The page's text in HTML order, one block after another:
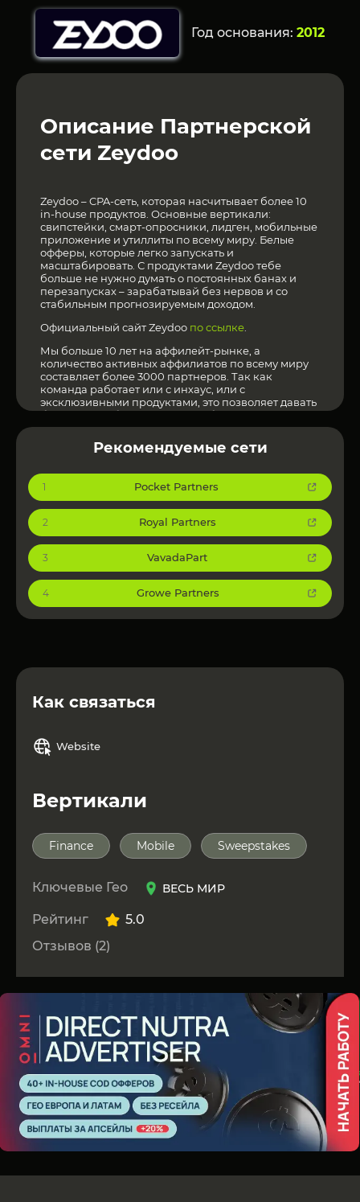
Год основания:2012
Описание Партнерской
сети Zeydoo
Zeydoo – CPA-сеть, которая насчитывает более 10
in-house продуктов. Основные вертикали:
свипстейки, смарт-опросники, лидген, мобильные
приложение и утиллиты по всему миру. Белые
офферы, которые легко запускать и
масштабировать. С продуктами Zeydoo тебе
больше не нужно думать о постоянных банах и
перезапусках – зарабатывай без нервов и со
стабильным прогнозируемым доходом.
Официальный сайт Zeydoo по ссылке
Мы больше 10 лет на аффилейт-рынке, а
количество активных аффилиатов по всему миру
составляет более 3000 партнеров. Так как
команда работает или с инхаус, или с
эксклюзивными продуктами, это позволяет давать
быстрый фидбек по трафику, обеспечивать
своевременные выплаты и помогать зарабатывать
аффилиатам.
здесь!
Рекомендуемые сети
1 Pocket Partners
2 Royal Partners
3 VavadaPart
4 Growe Partners
Как связаться
Website
Вертикали
Finance Mobile Sweepstakes
Ключевые Гео ВЕСЬ МИР
Рейтинг
5.0
Отзывов (2)